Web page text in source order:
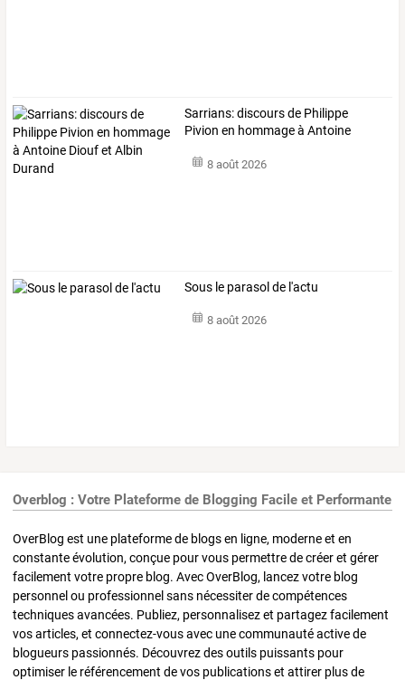
Sarrians:discoursde Philippe
Pivion en hommageà Antoine
8 août 2026
Sous le parasol de l'actu
8 août 2026
Overblog : Votre Plateforme de Blogging Facile et Performante
OverBlog est une plateforme de blogs en ligne, moderne et en
constante évolution, conçue pour vous permettre de créer et gérer
facilement votre propre blog. Avec OverBlog, lancez votre blog
personnel ou professionnel sans nécessiter de compétences
techniques avancées. Publiez, personnalisez et partagez facilement
vos articles, et connectez-vous avec une communauté active de
blogueurs passionnés. Découvrez des outils puissants pour
optimiser le référencement de vos publications et attirer plus de